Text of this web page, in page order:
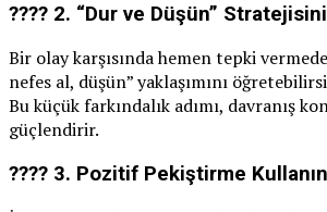
???? 2. “Dur ve Düşün”
Bir olay karşısında hemen tepki
nefes al, düşün” yaklaşımını
Bu küçük farkındalık adımı, davranış
güçlendirir.
???? 3. Pozitif Pekiştirme Kullanın